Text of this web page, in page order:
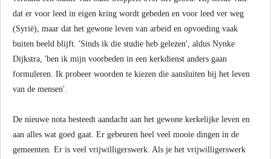
dat er voor leed in eigen kring wordt gebeden en voor leed ver weg
(Syrië), maar dat het gewone leven van arbeid en opvoeding vaak
buiten beeld blijft. 'Sinds ik die studie heb gelezen', aldus Nynke
Dijkstra, 'ben ik mijn voorbeden in een kerkdienst anders gaan
formuleren. Ik probeer woorden te kiezen die aansluiten bij het leven
van de mensen'.
De nieuwe nota besteedt aandacht aan het gewone kerkelijke leven en
aan alles wat goed gaat. Er gebeuren heel veel mooie dingen in de
gemeenten. Er is veel vrijwilligerswerk. Als je het vrijwilligerswerk